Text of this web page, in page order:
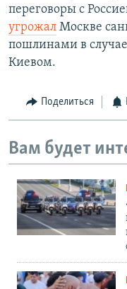
переговоры с
угрожал Москве
пошлинами в случае
Киевом.
Поделиться
Вам будет